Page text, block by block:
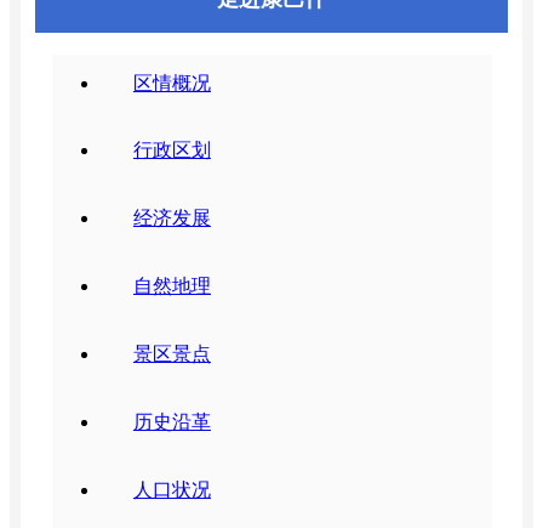
区情概况
行政区划
经济发展
自然地理
景区景点
历史沿革
人口状况